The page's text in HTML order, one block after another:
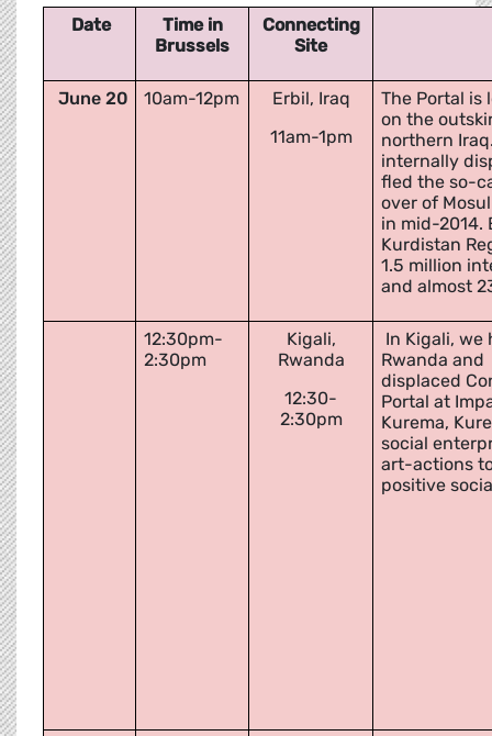
Date
Time in
Brussels
Connecting
Site
June 20 10am-12pm
Erbil, Iraq
11am-1pm
The Portal is
on the
northern
internally
fled the so-
over of
in mid-2014.
Kurdistan
1.5 million
and almost
12:30pm-
2:30pm
Kigali,
Rwanda
12:30-
2:30pm
In Kigali, we
Rwanda and
displaced
Portal at
Kurema,
social
art-actions
positive